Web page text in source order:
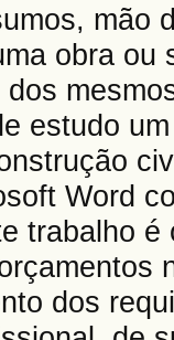
mão
obra
estudo
Word
trabalho
dos